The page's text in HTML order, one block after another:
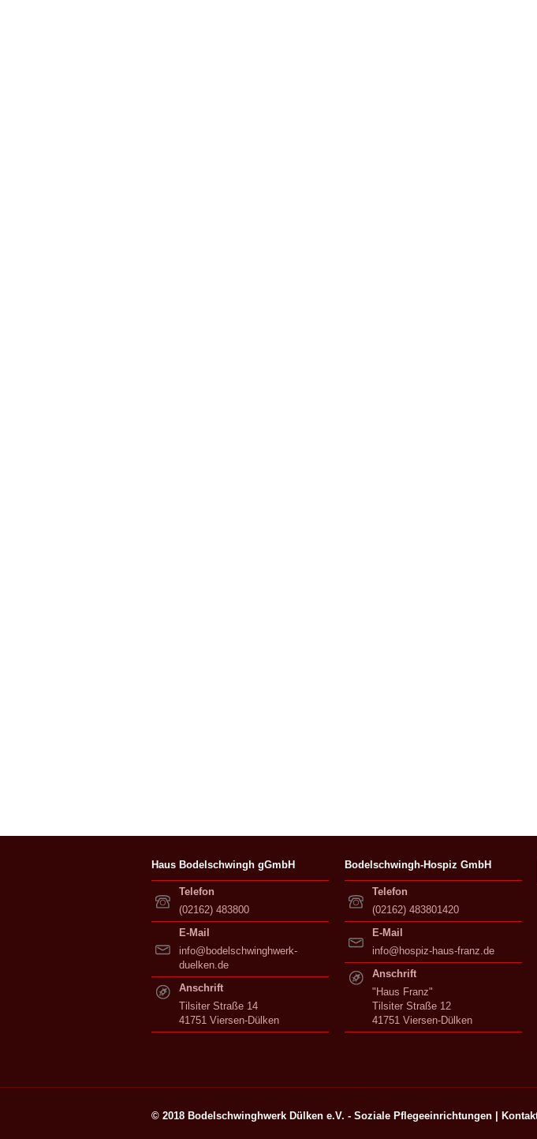
Haus Bodelschwingh gGmbH
Telefon
(02162) 483800
E-Mail
info@bodelschwinghwerk-
duelken.de
Anschrift
Tilsiter Straße 14
41751 Viersen-Dülken
Bodelschwingh-Hospiz GmbH
Telefon
(02162) 483801420
E-Mail
info@hospiz-haus-franz.de
Anschrift
"Haus Franz"
Tilsiter Straße 12
41751 Viersen-Dülken
© 2018 Bodelschwinghwerk Dülken e.V. - Soziale Pflegeeinrichtungen |